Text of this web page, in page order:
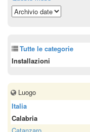
Tutte le categorie
Installazioni
Luogo
Italia
Calabria